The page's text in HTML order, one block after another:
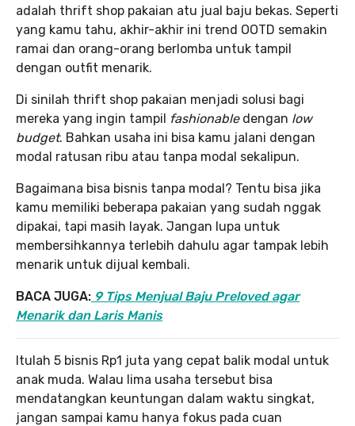
adalah thrift shop pakaian atu jual baju bekas. Seperti
yang kamu tahu, akhir-akhir ini trend OOTD semakin
ramai dan orang-orang berlomba untuk tampil
dengan outfit menarik.
Di sinilah thrift shop pakaian menjadi solusi bagi
mereka yang ingin tampil fashionabledengan low
budget. Bahkan usaha ini bisa kamu jalani dengan
modal ratusan ribu atau tanpa modal sekalipun.
Bagaimana bisa bisnis tanpa modal? Tentu bisa jika
kamu memiliki beberapa pakaian yang sudah nggak
dipakai, tapi masih layak. Jangan lupa untuk
membersihkannya terlebih dahulu agar tampak lebih
menarik untuk dijual kembali.
BACA JUGA: 9 Tips Menjual Baju Preloved agar
Menarik dan Laris Manis
Itulah 5 bisnis Rp1 juta yang cepat balik modal untuk
anak muda. Walau lima usaha tersebut bisa
mendatangkan keuntungan dalam waktu singkat,
jangan sampai kamu hanya fokus pada cuan